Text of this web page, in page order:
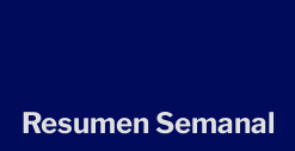
Resumen Semanal